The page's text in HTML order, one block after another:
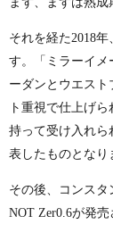
それを経た2018年
す。「ミラーイメ
ーダンとウエスト
ト重視で仕上げ
持って受け入れら
表したものとな
その後、コンスタ
NOT Zer0.6が発売